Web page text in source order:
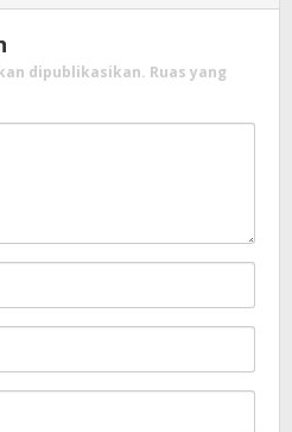
dipublikasikan. Ruas yang